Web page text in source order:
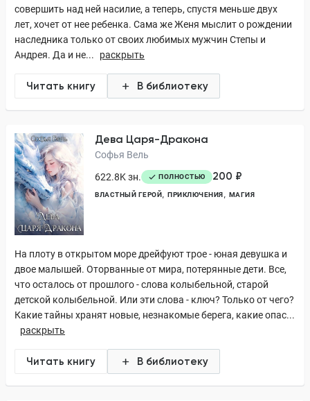
совершить над ней насилие, а теперь, спустя меньше двух
лет, хочет от нее ребенка. Сама же Женя мыслит о рождении
наследника только от своих любимых мужчин Степы и
Андрея. Да и не...
раскрыть
Читать книгу В библиотеку
Дева Царя-Дракона
Софья Вель
622.8K зн.
ПОЛНОСТЬЮ 200 ₽
ВЛАСТНЫЙ ГЕРОЙ ПРИКЛЮЧЕНИЯ МАГИЯ
На плоту в открытом море дрейфуют трое - юная девушка и
двое малышей. Оторванные от мира, потерянные дети. Все,
что осталось от прошлого - слова колыбельной, старой
детской колыбельной. Или эти слова - ключ? Только от чего?
Какие тайны хранят новые, незнакомые берега, какие опас...
раскрыть
Читать книгу В библиотеку